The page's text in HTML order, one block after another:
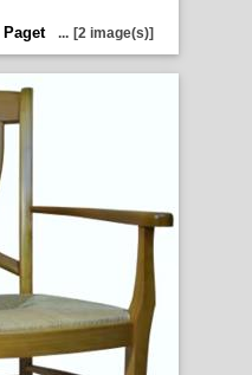
Paget ... [2 image(s)]